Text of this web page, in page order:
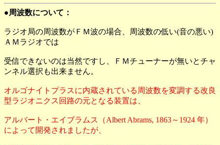
●周波数について：
ラジオ局の周波数がＦＭ波の場合、周波数の低い(音の悪い)
ＡＭラジオでは
受信できないのは当然ですし、ＦＭチューナーが無いとチャ
ンネル選択も出来ません。
オルゴナイトプラスに内蔵されている周波数を変調する改良
型ラジオニクス回路の元となる装置は、
アルバート・エイブラムス（Albert Abrams, 1863～1924 年）
によって開発されましたが、